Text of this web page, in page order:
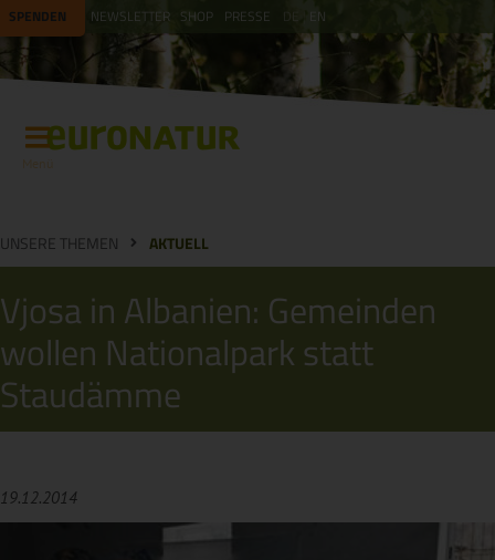
SPENDEN NEWSLETTER SHOP PRESSE EN
UNSERE THEMEN AKTUELL
Vjosa in Albanien: Gemeinden
wollen Nationalpark statt
Staudämme
19.12.2014